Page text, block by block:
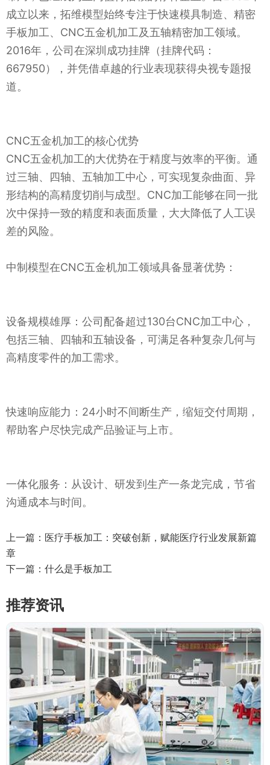
成立以来，拓维模型始终专注于快速模具制造、精密
手板加工、CNC五金机加工及五轴精密加工领域。
2016年，公司在深圳成功挂牌（挂牌代码：
667950），并凭借卓越的行业表现获得央视专题报
道。
CNC五金机加工的核心优势
CNC五金机加工的大优势在于精度与效率的平衡。通
过三轴、四轴、五轴加工中心，可实现复杂曲面、异
形结构的高精度切削与成型。CNC加工能够在同一批
次中保持一致的精度和表面质量，大大降低了人工误
差的风险。
中制模型在CNC五金机加工领域具备显著优势：
设备规模雄厚：公司配备超过130台CNC加工中心，
包括三轴、四轴和五轴设备，可满足各种复杂几何与
高精度零件的加工需求。
快速响应能力：24小时不间断生产，缩短交付周期，
帮助客户尽快完成产品验证与上市。
一体化服务：从设计、研发到生产一条龙完成，节省
沟通成本与时间。
上一篇： 医疗手板加工：突破创新，赋能医疗行业发展新篇
章
下一篇： 什么是手板加工
推荐资讯